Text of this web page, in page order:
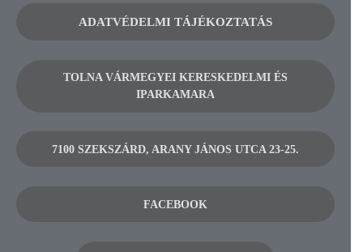
ADATVÉDELMI TÁJÉKOZTATÁS
TOLNA VÁRMEGYEI KERESKEDELMI ÉS
IPARKAMARA
7100 SZEKSZÁRD, ARANY JÁNOS UTCA 23-25.
FACEBOOK